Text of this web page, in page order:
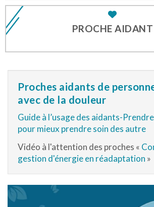
PROCHE AIDANT
Proches aidants de
avec de la douleur
Guide à l’usage des aidants-
pour mieux prendre soin des autre
Vidéo à l'attention des proches «
gestion d'énergie en réadaptation »